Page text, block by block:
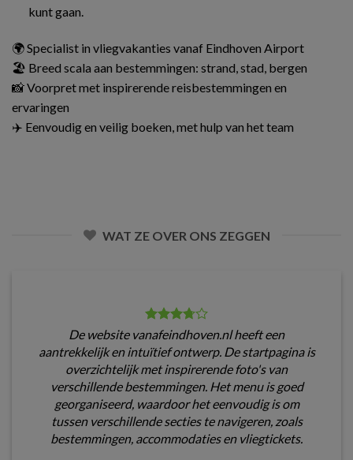
kunt gaan.
🌍 Specialist in vliegvakanties vanaf Eindhoven Airport
🏖️ Breed scala aan bestemmingen: strand, stad, bergen
📸 Voorpret met inspirerende reisbestemmingen en
ervaringen
✈️ Eenvoudig en veilig boeken, met hulp van het team
WAT ZE OVER ONS ZEGGEN
De website vanafeindhoven.nl heeft een
aantrekkelijk en intuïtief ontwerp. De startpagina is
overzichtelijk met inspirerende foto's van
verschillende bestemmingen. Het menu is goed
georganiseerd, waardoor het eenvoudig is om
tussen verschillende secties te navigeren, zoals
bestemmingen, accommodaties en vliegtickets.